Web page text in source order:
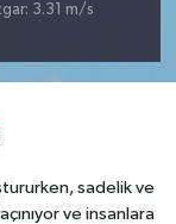
3.31 m/s
sadelik ve
ve insanlara